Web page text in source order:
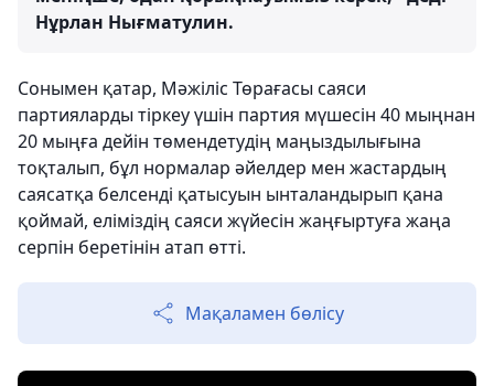
Нұрлан Нығматулин.
Сонымен қатар, Мәжіліс Төрағасы саяси
партияларды тіркеу үшін партия мүшесiн 40 мыңнан
20 мыңға дейін төмендетудің маңыздылығына
тоқталып, бұл нормалар әйелдер мен жастардың
саясатқа белсенді қатысуын ынталандырып қана
қоймай, еліміздің саяси жүйесін жаңғыртуға жаңа
серпін беретінін атап өтті.
Мақаламен бөлісу